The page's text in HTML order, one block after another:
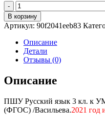
Количество
товара
ПШУ
Русский
язык
3
кл.
Климановой
(ФГОС)
/
В корзину
Артикул: 90f2041eeb83
Описание
Детали
Отзывы (0)
Описание
ПШУ Русский язык 3 кл. к
(ФГОС) /Васильева.2021 год